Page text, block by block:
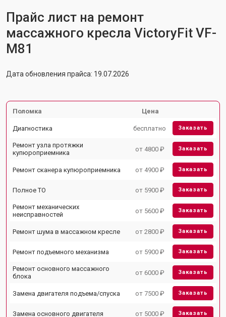
Прайс лист на ремонт
массажного кресла VictoryFit VF-
M81
Дата обновления прайса: 19.07.2026
Поломка Цена
Диагностика бесплатно Заказать
Ремонт узла протяжки
купюроприемника
от 4800 ₽ Заказать
Ремонт сканера купюроприемника от 4900 ₽ Заказать
Полное ТО от 5900 ₽ Заказать
Ремонт механических
неисправностей
от 5600 ₽ Заказать
Ремонт шума в массажном кресле от 2800 ₽ Заказать
Ремонт подъемного механизма от 5900 ₽ Заказать
Ремонт основного массажного
блока
от 6000 ₽ Заказать
Замена двигателя подъема/спуска от 7500 ₽ Заказать
Замена основного двигателя от 5000 ₽ Заказать